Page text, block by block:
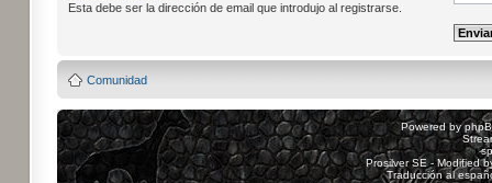
Esta debe ser la dirección de email que introdujo al registrarse.
Comunidad
Powered by
Prosilver SE - Modified
Traducción al